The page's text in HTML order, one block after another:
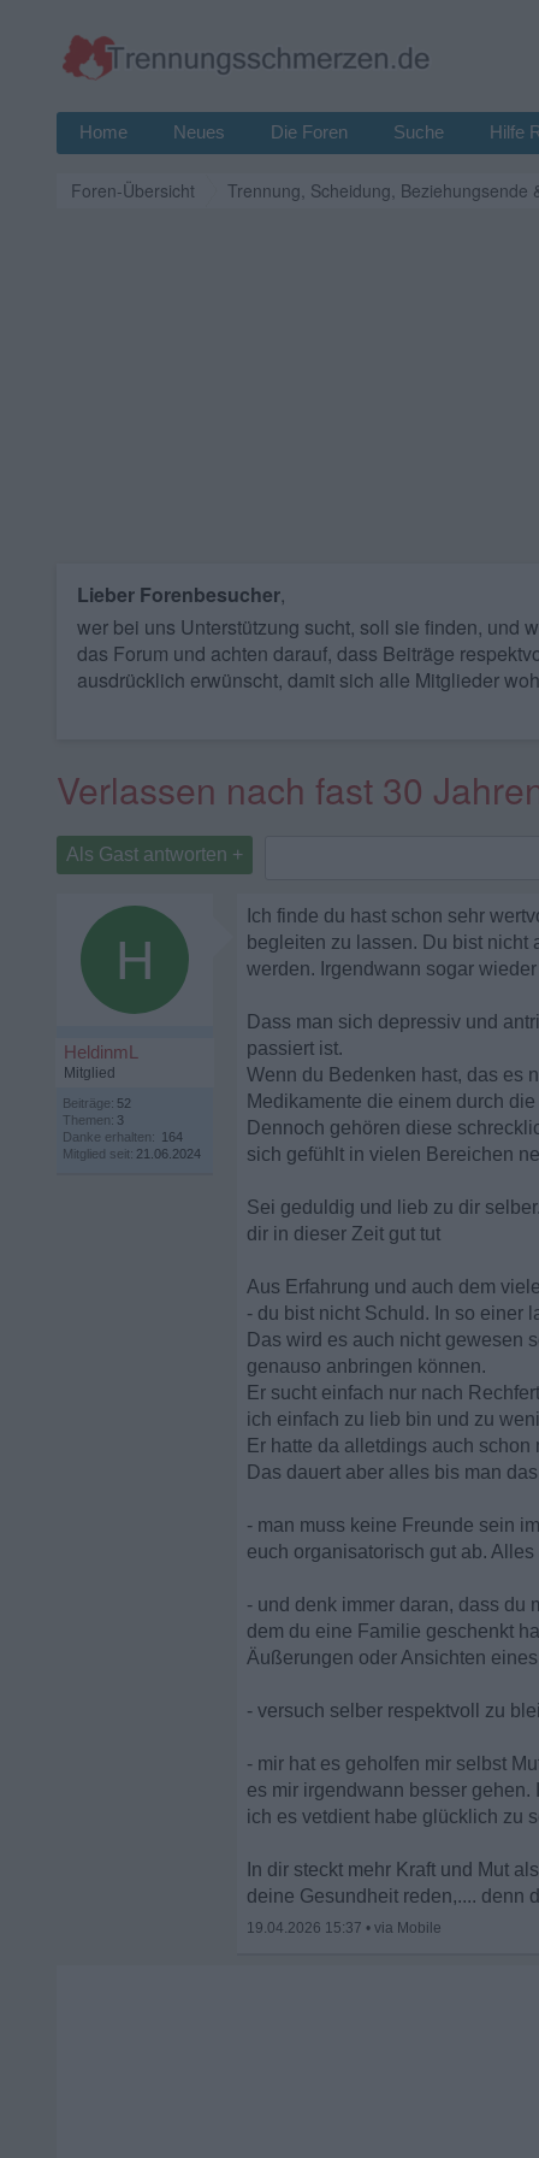
Home Neues Die Foren Suche Hilfe
Foren-Übersicht Trennung, Scheidung, Beziehungsende
Lieber Forenbesucher,
wer bei uns Unterstützung sucht, soll sie finden, und
das Forum und achten darauf, dass Beiträge
ausdrücklich erwünscht, damit sich alle Mitglieder
Verlassen nach fast 30
Als Gast antworten +
H
HeldinmL
Mitglied
Beiträge: 52
Themen: 3
Danke erhalten: 164
Mitglied seit: 21.06.2024
Ich finde du hast schon sehr
begleiten zu lassen. Du bist
werden. Irgendwann sogar
Dass man sich depressiv und
passiert ist.
Wenn du Bedenken hast, das es
Medikamente die einem durch
Dennoch gehören diese
sich gefühlt in vielen Bereichen
Sei geduldig und lieb zu dir
dir in dieser Zeit gut tut
Aus Erfahrung und auch dem
- du bist nicht Schuld. In so einer
Das wird es auch nicht gewesen
genauso anbringen können.
Er sucht einfach nur nach
ich einfach zu lieb bin und zu
Er hatte da alletdings auch
Das dauert aber alles bis man
- man muss keine Freunde sein
euch organisatorisch gut ab.
- und denk immer daran, dass du
dem du eine Familie geschenkt
Äußerungen oder Ansichten
- versuch selber respektvoll zu
- mir hat es geholfen mir selbst
es mir irgendwann besser
ich es vetdient habe glücklich zu
In dir steckt mehr Kraft und Mut
deine Gesundheit reden,.... denn
19.04.2026 15:37 •